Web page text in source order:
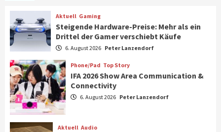
6
7
Smart Living Top Story
Verbraucher setzen immer mehr auf
1
Aktuell Gaming
Steigende Hardware-Preise: Mehr als ein
Drittel der Gamer verschiebt Käufe
Aktuell Gaming
Steigende Hardware-Preise: Mehr als ein
Drittel der Gamer verschiebt Käufe
6. August 2026 Peter Lanzendorf
Phone/Pad Top Story
IFA 2026 Show Area Communication &
Connectivity
6. August 2026 Peter Lanzendorf
Aktuell Audio